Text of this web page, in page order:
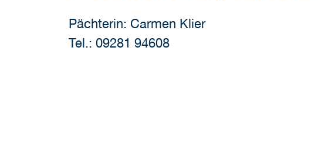
Pächterin: Carmen Klier
Tel.: 09281 94608